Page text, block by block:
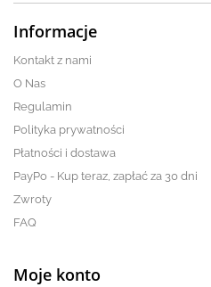
Informacje
Kontakt z nami
O Nas
Regulamin
Polityka prywatności
Płatności i dostawa
PayPo - Kup teraz, zapłać za 30 dni
Zwroty
FAQ
Moje konto